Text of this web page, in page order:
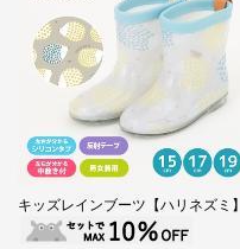
キッズレインブーツ【ハリネズミ】